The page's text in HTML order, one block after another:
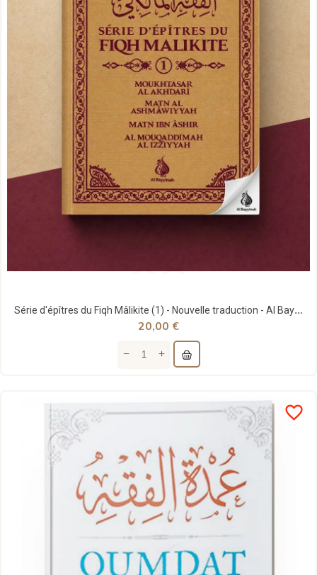
Série d'épîtres du Fiqh Mâlikite (1) - Nouvelle traduction - Al Bayyinah
20,00 €
favorite_border